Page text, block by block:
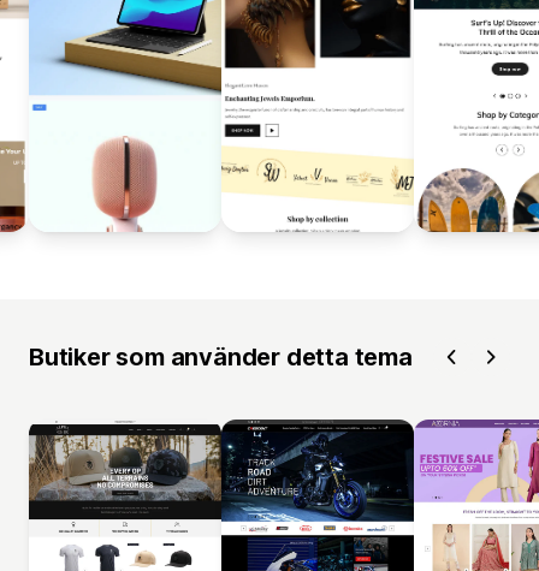
Butiker som använder detta tema